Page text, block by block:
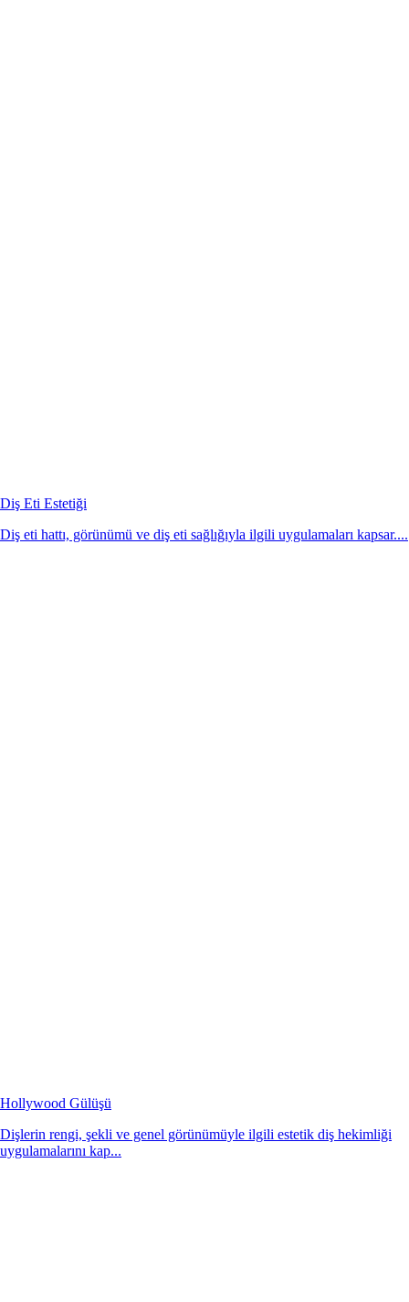
Diş Eti Estetiği
Diş eti hattı, görünümü ve diş eti sağlığıyla ilgili uygulamaları kapsar....
Hollywood Gülüşü
Dişlerin rengi, şekli ve genel görünümüyle ilgili estetik diş hekimliği
uygulamalarını kap...